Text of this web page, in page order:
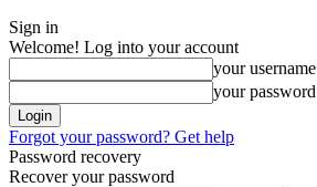
Sign in
Welcome! Log into your account
your username
your password
Forgot your password? Get help
Password recovery
Recover your password